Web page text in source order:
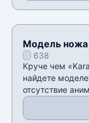
Модель ножа
v34638
Круче чем
найдете
отсутствие